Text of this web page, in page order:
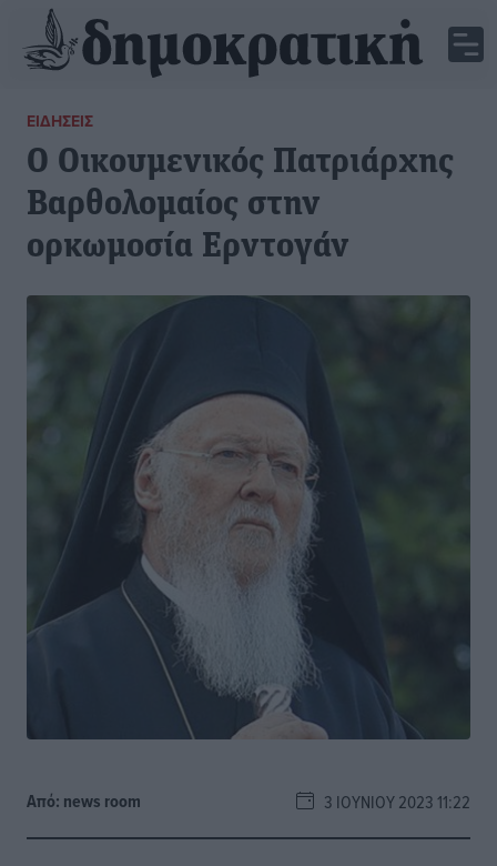
ΕΙΔΉΣΕΙΣ
O Οικουμενικός Πατριάρχης
Βαρθολομαίος στην
ορκωμοσία Ερντογάν
Από: news room 3 ΙΟΥΝΊΟΥ 2023 11:22